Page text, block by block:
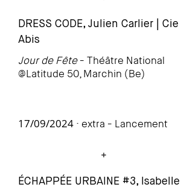
DRESS CODE, Julien Carlier | Cie
Abis
Jour de Fête- Théâtre National
@Latitude 50, Marchin (Be)
17/09/2024 · extra - Lancement
ÉCHAPPÉE URBAINE #3, Isabelle